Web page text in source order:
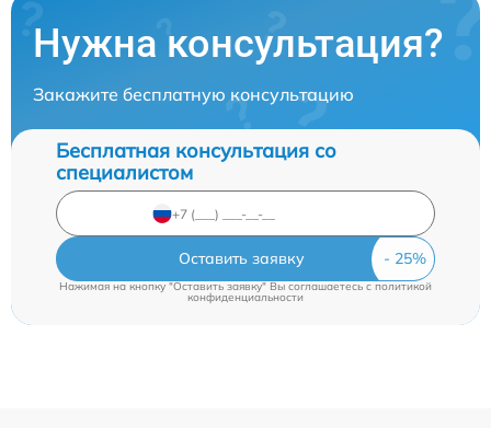
Нужна консультация?
Закажите бесплатную консультацию
Бесплатная консультация со
специалистом
Оставить заявку
Нажимая на кнопку "Оставить заявку" Вы соглашаетесь c политикой
конфиденциальности